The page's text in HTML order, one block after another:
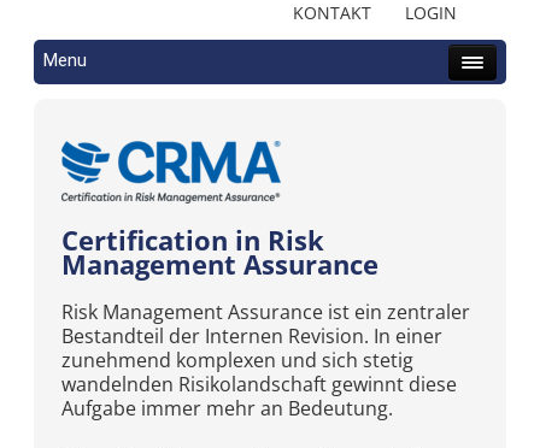
KONTAKT LOGIN
Menu
Certification in Risk
Management Assurance
Risk Management Assurance ist ein zentraler
Bestandteil der Internen Revision. In einer
zunehmend komplexen und sich stetig
wandelnden Risikolandschaft gewinnt diese
Aufgabe immer mehr an Bedeutung.